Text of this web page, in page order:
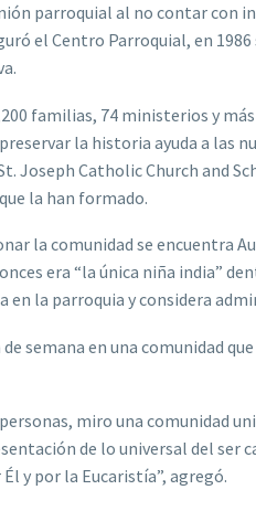
parroquial al no contar con
el Centro Parroquial, en
familias, 74 ministerios y
la historia ayuda a las
Joseph Catholic Church and
la han formado.
la comunidad se encuentra
era “la única niña india”
la parroquia y considera
de semana en una comunidad
miro una comunidad
de lo universal del ser
y por la Eucaristía”, agregó.